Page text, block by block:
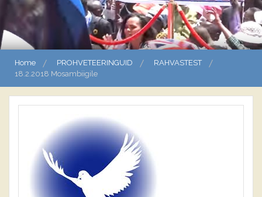
Home PROHVETEERINGUID
RAHVASTEST
18.2.2018 Mosambiigile